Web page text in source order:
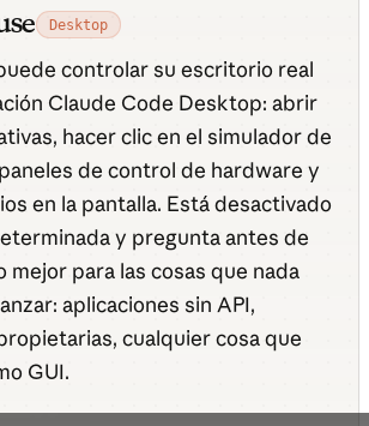
Desktop
controlar su escritorio real
Claude Code Desktop: abrir
hacer clic en el simulador de
de control de hardware y
en la pantalla. Está desactivado
y pregunta antes de
mejor para las cosas que nada
aplicaciones sin API,
cualquier cosa que
GUI.